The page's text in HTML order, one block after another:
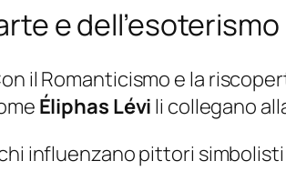
e dell’esoterismo
il Romanticismo e la
Éliphas Lévi li collegano
influenzano pittori